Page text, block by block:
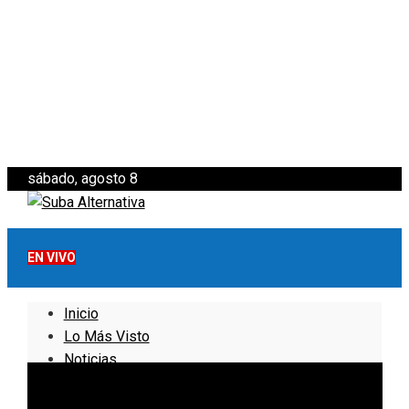
sábado, agosto 8
EN VIVO
Inicio
Lo Más Visto
Noticias